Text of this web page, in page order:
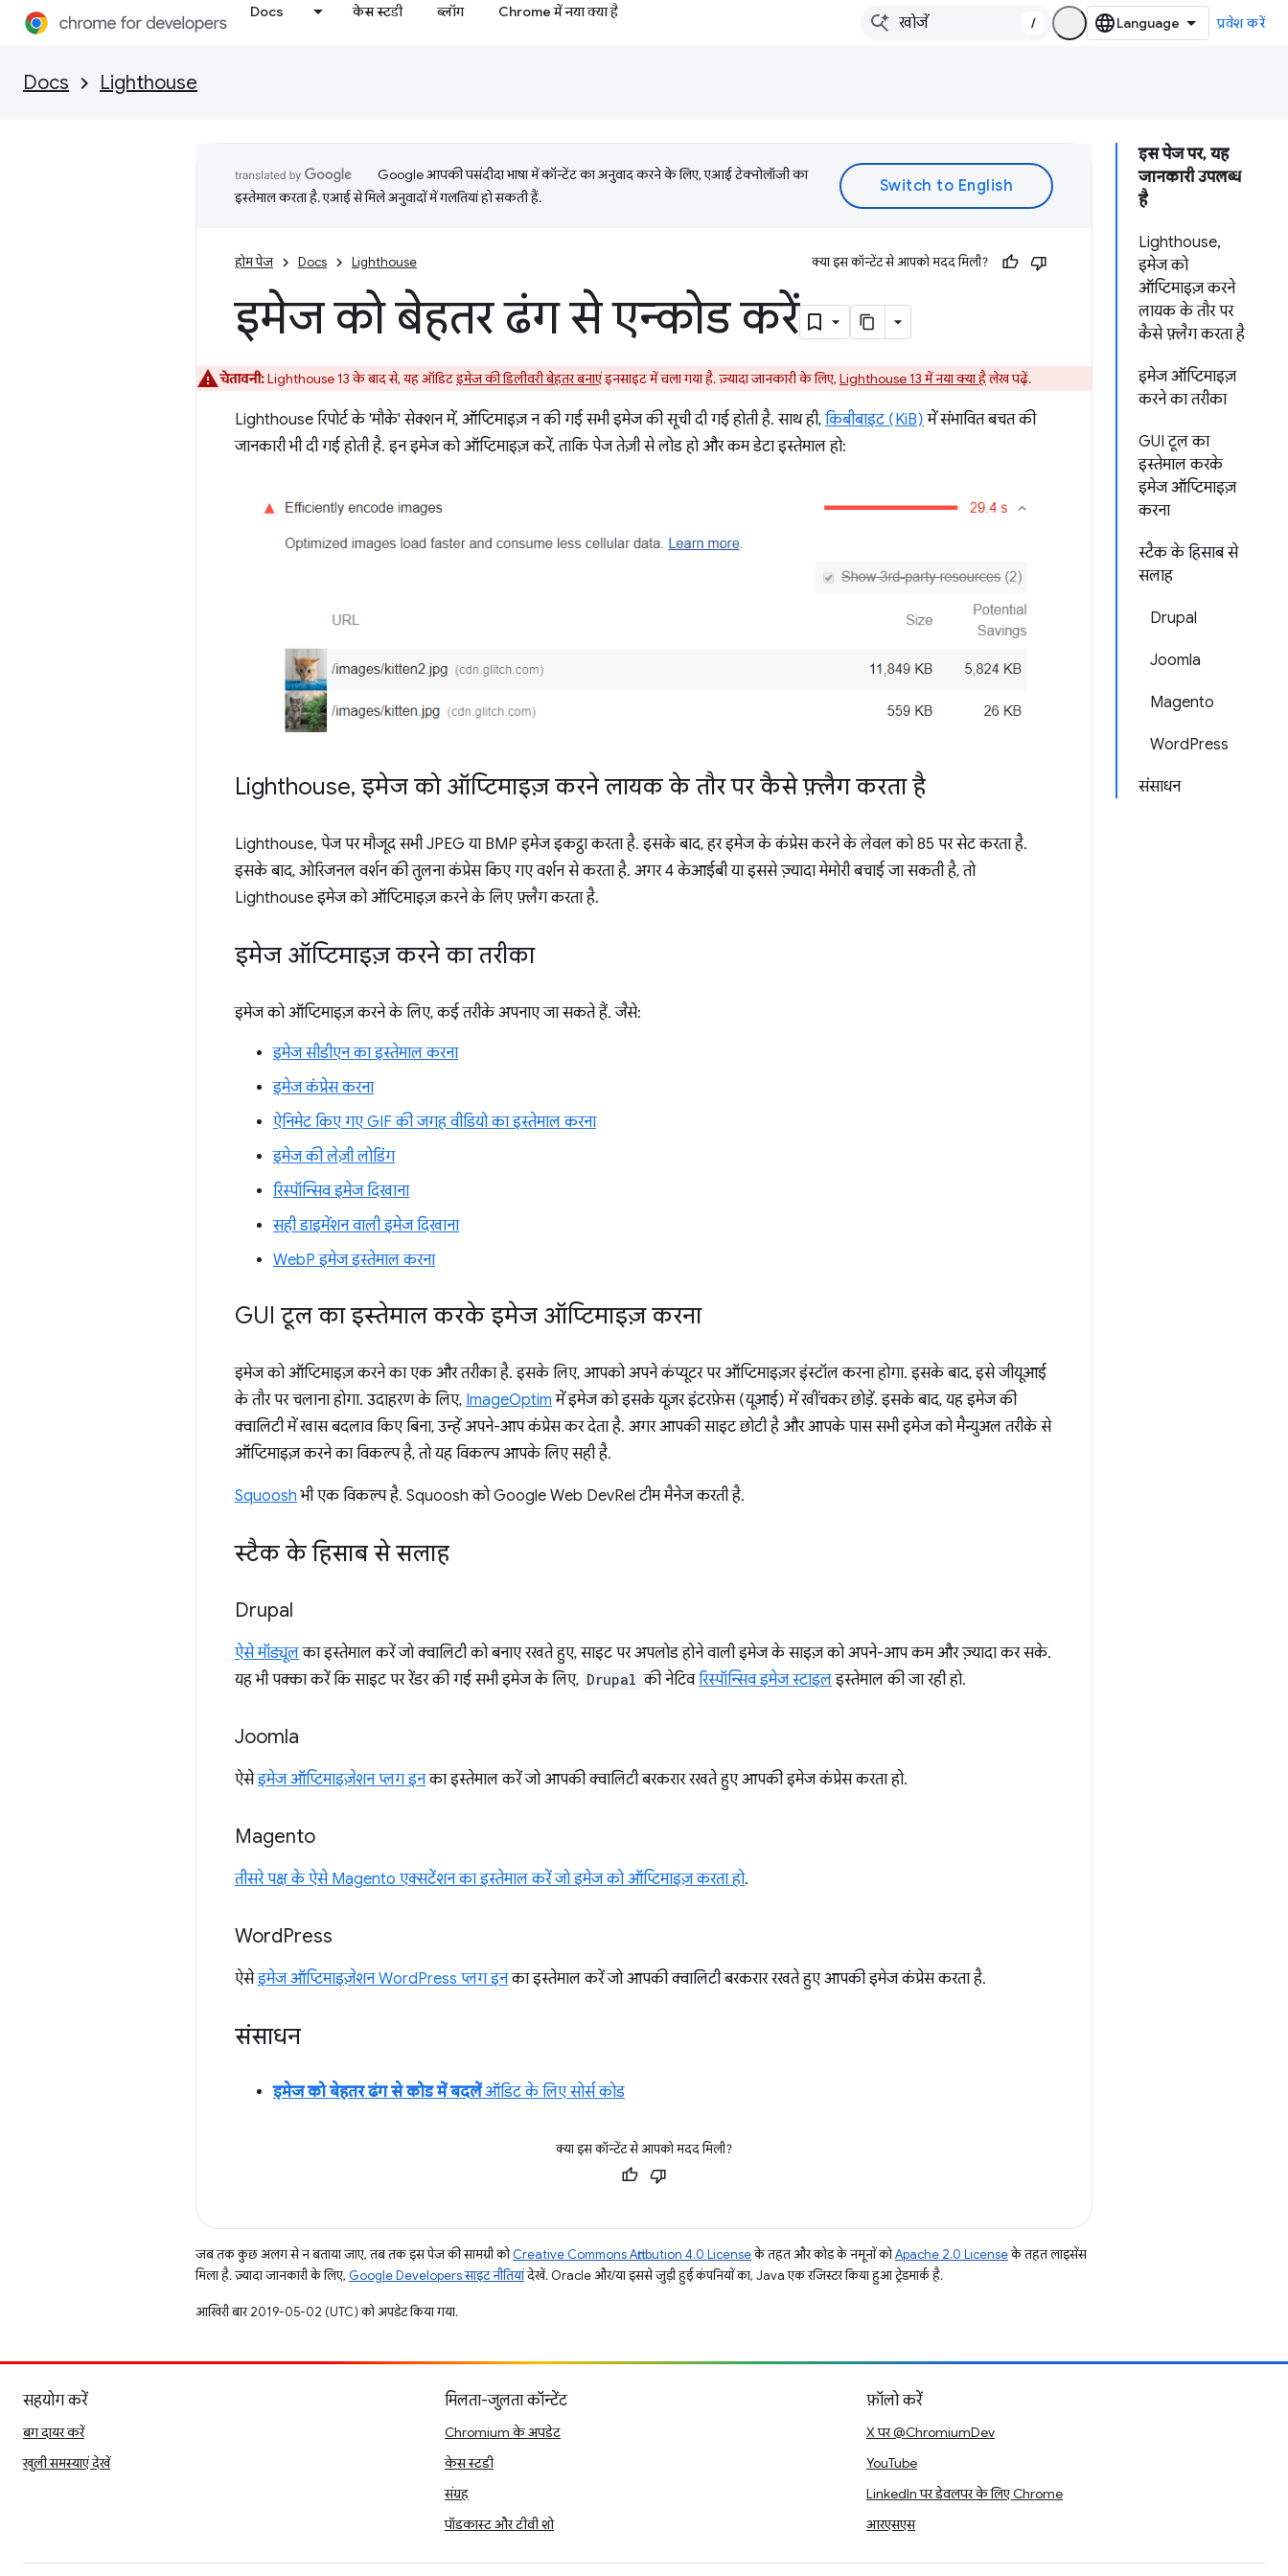
Docs केस स्टडी ब्लॉग Chrome में नया क्या है
/ प्रवेश करें
Docs Lighthouse
इस पेज पर, यह
जानकारी उपलब्ध
है
Lighthouse,
इमेज को
ऑप्टिमाइज़ करने
लायक के तौर पर
कैसे फ़्लैग करता है
इमेज ऑप्टिमाइज़
करने का तरीका
GUI टूल का
इस्तेमाल करके
इमेज ऑप्टिमाइज़
करना
स्टैक के हिसाब से
सलाह
Drupal
Joomla
Magento
WordPress
संसाधन
Google आपकी पसंदीदा भाषा में कॉन्टेंट का अनुवाद करने के लिए, एआई टेक्नोलॉजी का
इस्तेमाल करता है. एआई से मिले अनुवादों में गलतियां हो सकती हैं.
होम पेज Docs Lighthouse क्या इस कॉन्टेंट से आपको मदद मिली?
इमेज को बेहतर ढंग से एन्कोड करें
चेतावनी:Lighthouse 13 के बाद से, यह ऑडिटइमेज की डिलीवरी बेहतर बनाएंइनसाइट में चला गया है. ज़्यादा जानकारी के लिए, Lighthouse 13 में नया क्या हैलेख पढ़ें.
Lighthouse रिपोर्ट के 'मौके' सेक्शन में, ऑप्टिमाइज़ न की गई सभी इमेज की सूची दी गई होती है. साथ ही, किबीबाइट (KiB) में संभावित बचत की
जानकारी भी दी गई होती है. इन इमेज को ऑप्टिमाइज़ करें, ताकि पेज तेज़ी से लोड हो और कम डेटा इस्तेमाल हो:
Lighthouse, इमेज को ऑप्टिमाइज़ करने लायक के तौर पर कैसे फ़्लैग करता है
Lighthouse, पेज पर मौजूद सभी JPEG या BMP इमेज इकट्ठा करता है. इसके बाद, हर इमेज के कंप्रेस करने के लेवल को 85 पर सेट करता है.
इसके बाद, ओरिजनल वर्शन की तुलना कंप्रेस किए गए वर्शन से करता है. अगर 4 केआईबी या इससे ज़्यादा मेमोरी बचाई जा सकती है, तो
Lighthouse इमेज को ऑप्टिमाइज़ करने के लिए फ़्लैग करता है.
इमेज ऑप्टिमाइज़ करने का तरीका
इमेज को ऑप्टिमाइज़ करने के लिए, कई तरीके अपनाए जा सकते हैं. जैसे:
इमेज सीडीएन का इस्तेमाल करना
इमेज कंप्रेस करना
ऐनिमेट किए गए GIF की जगह वीडियो का इस्तेमाल करना
इमेज की लेज़ी लोडिंग
रिस्पॉन्सिव इमेज दिखाना
सही डाइमेंशन वाली इमेज दिखाना
WebP इमेज इस्तेमाल करना
GUI टूल का इस्तेमाल करके इमेज ऑप्टिमाइज़ करना
इमेज को ऑप्टिमाइज़ करने का एक और तरीका है. इसके लिए, आपको अपने कंप्यूटर पर ऑप्टिमाइज़र इंस्टॉल करना होगा. इसके बाद, इसे जीयूआई
के तौर पर चलाना होगा. उदाहरण के लिए, ImageOptim में इमेज को इसके यूज़र इंटरफ़ेस (यूआई) में खींचकर छोड़ें. इसके बाद, यह इमेज की
क्वालिटी में खास बदलाव किए बिना, उन्हें अपने-आप कंप्रेस कर देता है. अगर आपकी साइट छोटी है और आपके पास सभी इमेज को मैन्युअल तरीके से
ऑप्टिमाइज़ करने का विकल्प है, तो यह विकल्प आपके लिए सही है.
Squoosh भी एक विकल्प है. Squoosh को Google Web DevRel टीम मैनेज करती है.
स्टैक के हिसाब से सलाह
Drupal
ऐसे मॉड्यूलका इस्तेमाल करें जो क्वालिटी को बनाए रखते हुए, साइट पर अपलोड होने वाली इमेज के साइज़ को अपने-आप कम और ज़्यादा कर सके.
यह भी पक्का करें कि साइट पर रेंडर की गई सभी इमेज के लिए, Drupal की नेटिवरिस्पॉन्सिव इमेज स्टाइलइस्तेमाल की जा रही हो.
Joomla
ऐसेइमेज ऑप्टिमाइज़ेशन प्लग इनका इस्तेमाल करें जो आपकी क्वालिटी बरकरार रखते हुए आपकी इमेज कंप्रेस करता हो.
Magento
तीसरे पक्ष के ऐसे Magento एक्सटेंशन का इस्तेमाल करें जो इमेज को ऑप्टिमाइज़ करता हो.
WordPress
ऐसेइमेज ऑप्टिमाइज़ेशन WordPress प्लग इनका इस्तेमाल करें जो आपकी क्वालिटी बरकरार रखते हुए आपकी इमेज कंप्रेस करता है.
संसाधन
इमेज को बेहतर ढंग से कोड में बदलेंऑडिट के लिए सोर्स कोड
क्या इस कॉन्टेंट से आपको मदद मिली?
जब तक कुछ अलग से न बताया जाए, तब तक इस पेज की सामग्री कोCreative Commons Attribution 4.0 Licenseके तहत और कोड के नमूनों कोApache 2.0 Licenseके तहत लाइसेंस
मिला है. ज़्यादा जानकारी के लिए, Google Developers साइट नीतियांदेखें. Oracle और/या इससे जुड़ी हुई कंपनियों का, Java एक रजिस्टर किया हुआ ट्रेडमार्क है.
आखिरी बार 2019-05-02 (UTC) को अपडेट किया गया.
सहयोग करें
बग दायर करें
खुली समस्याएं देखें
मिलता-जुलता कॉन्टेंट
Chromium के अपडेट
केस स्टडी
संग्रह
पॉडकास्ट और टीवी शो
फ़ॉलो करें
X पर @ChromiumDev
YouTube
LinkedIn पर डेवलपर के लिए Chrome
आरएसएस